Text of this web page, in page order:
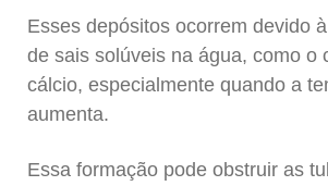
Esses depósitos ocorrem devido
de sais solúveis na água, como o
cálcio, especialmente quando a
aumenta.
Essa formação pode obstruir as